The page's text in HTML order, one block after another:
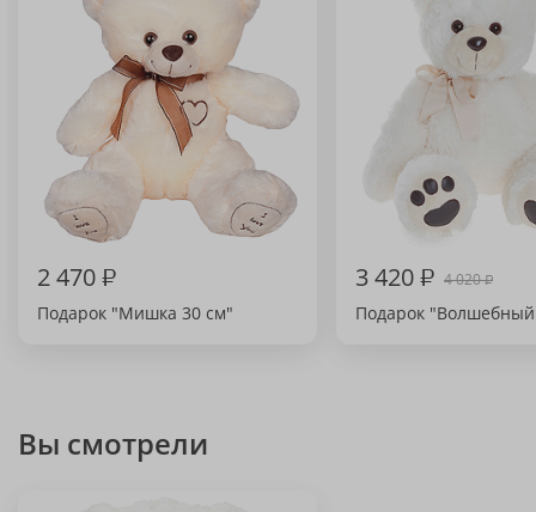
2 470₽
Подарок "Мишка 30 см"
3 420₽ 4 020₽
Подарок
Вы смотрели